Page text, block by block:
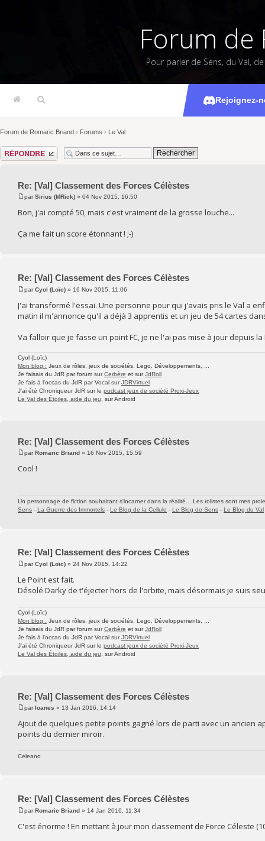
Forum de
Pour parler de Sens, du Val,
Rejoignez-
[Val]
Forum de Romaric Briand › Forums › Le Val
Répondre
Re: [Val] Classement des Forces Célèstes
parSirius (MRick) » 04 Nov 2015, 16:50
Bon, j'ai compté 50, mais c'est vraiment de la grosse louche...
Ça me fait un score étonnant ! ;-)
Re: [Val] Classement des Forces Célèstes
parCyol (Loïc) » 16 Nov 2015, 11:06
J'ai transformé l'essai. Une personne pour qui j'avais pris le Val a
matin il m'annonce qu'il a déjà 3 apprentis et un jeu de 54 cartes
Va falloir que je fasse un point FC, je ne l'ai pas mise à jour depuis
Cyol (Loïc)
Mon blog : Jeux de rôles, jeux de sociétés, Lego, Développements, ...
Je faisais du JdR par forum surCerbère et surJdRoll
Je fais à l'occas du JdR par Vocal surJDRVirtuel
J'ai été Chroniqueur JdR sur le podcast jeux de société Proxi-Jeux
Le Val des Étoiles, aide du jeu , sur Android
Re: [Val] Classement des Forces Célèstes
parRomaric Briand » 16 Nov 2015, 15:59
Cool !
Un personnage de fiction souhaitant s'incarner dans la réalité... Les rolistes sont mes
Sens - La Guerre des Immortels - Le Blog de la Cellule - Le Blog de Sens - Le Blog du Val
Re: [Val] Classement des Forces Célèstes
parCyol (Loïc) » 24 Nov 2015, 14:22
Le Point est fait.
Désolé Darky de t'éjecter hors de l'orbite, mais désormais je suis
Cyol (Loïc)
Mon blog : Jeux de rôles, jeux de sociétés, Lego, Développements, ...
Je faisais du JdR par forum surCerbère et surJdRoll
Je fais à l'occas du JdR par Vocal surJDRVirtuel
J'ai été Chroniqueur JdR sur le podcast jeux de société Proxi-Jeux
Le Val des Étoiles, aide du jeu , sur Android
Re: [Val] Classement des Forces Célèstes
parIoanes » 13 Jan 2016, 14:14
Ajout de quelques petite points gagné lors de parti avec un ancien
points du dernier miroir.
Celeano
Re: [Val] Classement des Forces Célèstes
parRomaric Briand » 14 Jan 2016, 11:34
C'est énorme ! En mettant à jour mon classement de Force Céleste